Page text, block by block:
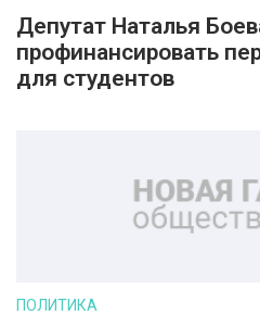
Депутат Наталья
профинансировать
для студентов
ПОЛИТИКА